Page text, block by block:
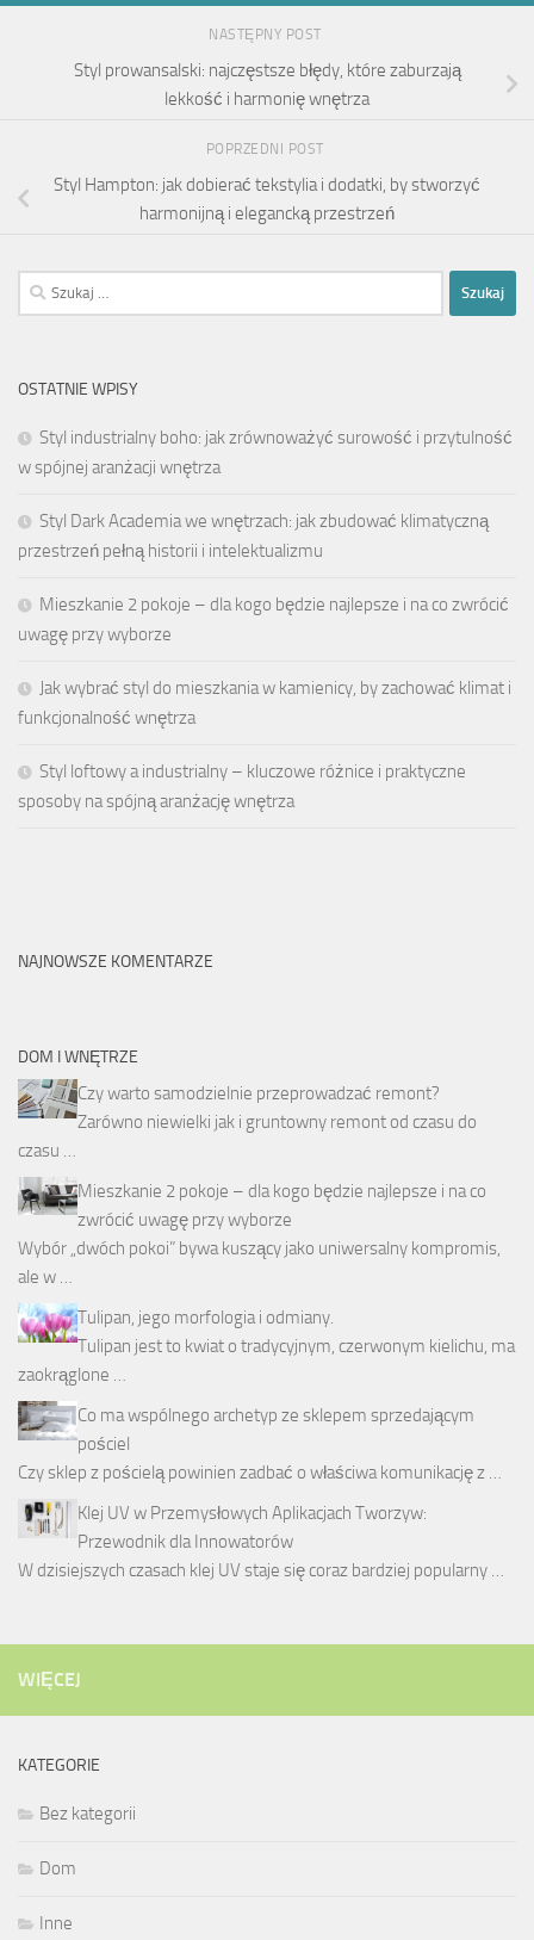
NASTĘPNY POST
Styl prowansalski: najczęstsze błędy, które zaburzają
lekkość i harmonię wnętrza
POPRZEDNI POST
Styl Hampton: jak dobierać tekstylia i dodatki, by stworzyć
harmonijną i elegancką przestrzeń
Szukaj:
OSTATNIE WPISY
Styl industrialny boho: jak zrównoważyć surowość i przytulność
w spójnej aranżacji wnętrza
Styl Dark Academia we wnętrzach: jak zbudować klimatyczną
przestrzeń pełną historii i intelektualizmu
Mieszkanie 2 pokoje – dla kogo będzie najlepsze i na co zwrócić
uwagę przy wyborze
Jak wybrać styl do mieszkania w kamienicy, by zachować klimat i
funkcjonalność wnętrza
Styl loftowy a industrialny – kluczowe różnice i praktyczne
sposoby na spójną aranżację wnętrza
NAJNOWSZE KOMENTARZE
DOM I WNĘTRZE
Czy warto samodzielnie przeprowadzać remont?
Zarówno niewielki jak i gruntowny remont od czasu do
czasu …
Mieszkanie 2 pokoje – dla kogo będzie najlepsze i na co
zwrócić uwagę przy wyborze
Wybór „dwóch pokoi” bywa kuszący jako uniwersalny kompromis,
ale w …
Tulipan, jego morfologia i odmiany.
Tulipan jest to kwiat o tradycyjnym, czerwonym kielichu, ma
zaokrąglone …
Co ma wspólnego archetyp ze sklepem sprzedającym
pościel
Czy sklep z pościelą powinien zadbać o właściwa komunikację z …
Klej UV w Przemysłowych Aplikacjach Tworzyw:
Przewodnik dla Innowatorów
W dzisiejszych czasach klej UV staje się coraz bardziej popularny …
WIĘCEJ
KATEGORIE
Bez kategorii
Dom
Inne